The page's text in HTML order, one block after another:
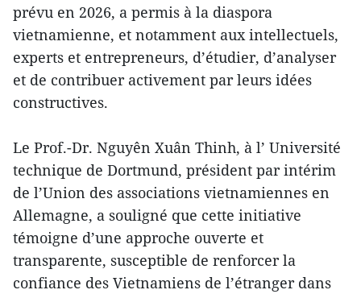
prévu en 2026, a permis à la diaspora
vietnamienne, et notamment aux intellectuels,
experts et entrepreneurs, d’étudier, d’analyser
et de contribuer activement par leurs idées
constructives.
Le Prof.-Dr. Nguyên Xuân Thinh, à l’ Université
technique de Dortmund, président par intérim
de l’Union des associations vietnamiennes en
Allemagne, a souligné que cette initiative
témoigne d’une approche ouverte et
transparente, susceptible de renforcer la
confiance des Vietnamiens de l’étranger dans